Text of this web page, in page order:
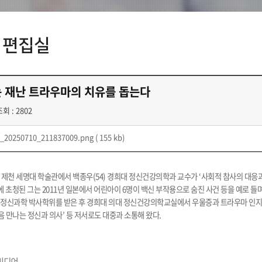
집실
재난 트라우마의 치유를 돕는다
회 : 2802
( 155 kb)
천 세명대 학술관에서 백종우(54) 경희대 정신건강의학과 교수가 ‘사회적 참사의 대
초청된 그는 2011년 일본에서 어린아이 6명이 백신 부작용으로 숨진 사건 등을 예로
신과학 박사학위를 받은 후 경희대 의대 정신건강의학교실에서 우울증과 트라우마
만나는 정신과 의사’ 등 저서로도 대중과 소통해 왔다.